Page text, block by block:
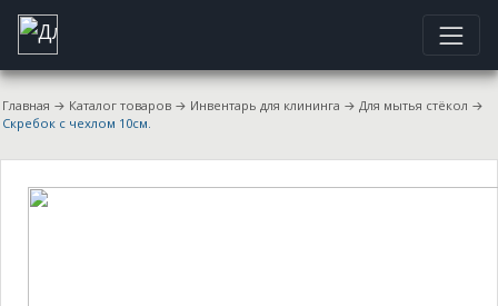
Главная → Каталог товаров → Инвентарь для клининга → Для мытья стёкол →
Скребок с чехлом 10см.